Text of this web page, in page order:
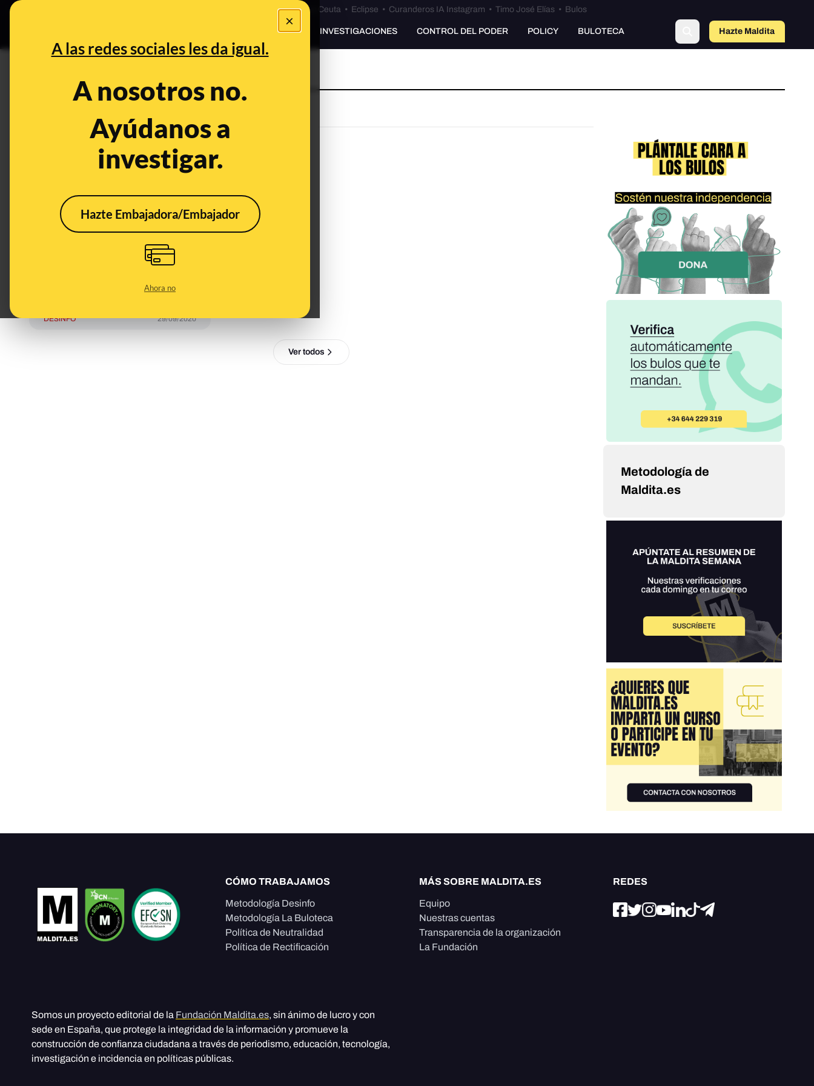
×
A las redes sociales les da igual.
A nosotros no.
Ayúdanos a
investigar.
Hazte Embajadora/Embajador
Ahora no
Especial Ceuta•Bulos Ceuta • Eclipse • Curanderos IA Instagram • Timo José Elías • Bulos
PREBUNKING INVESTIGACIONES CONTROL DEL PODER POLICY BULOTECA Hazte Maldita
collado villalba
¿Qué sabemos sobre la
propuesta de Podemos
DESINFO 29/09/2020
Ver todos
Metodología de
Maldita.es
CÓMO TRABAJAMOS
Metodología Desinfo
Metodología La Buloteca
Política de Neutralidad
Política de Rectificación
MÁS SOBRE MALDITA.ES
Equipo
Nuestras cuentas
Transparencia de la organización
La Fundación
REDES
Somos un proyecto editorial de la Fundación Maldita.es, sin ánimo de lucro y con
sede en España, que protege la integridad de la información y promueve la
construcción de confianza ciudadana a través de periodismo, educación, tecnología,
investigación e incidencia en políticas públicas.